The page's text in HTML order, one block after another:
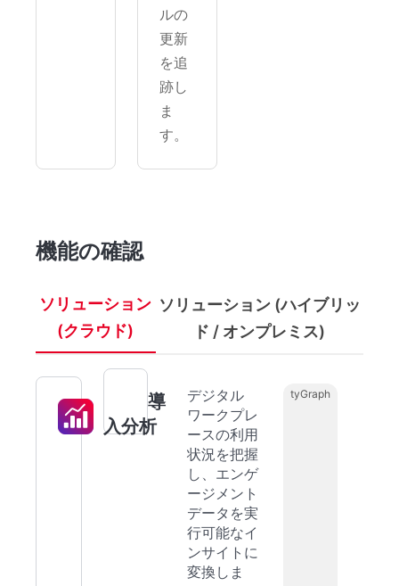
ルの
更新
を追
跡し
ま
す。
機能の確認
ソリューション
(クラウド)
ソリューション (ハイブリッ
ド / オンプレミス)
導
入分析
デジタル
ワークプレ
ースの利用
状況を把握
し、エンゲ
ージメント
データを実
行可能なイ
ンサイトに
変換しま
tyGraph